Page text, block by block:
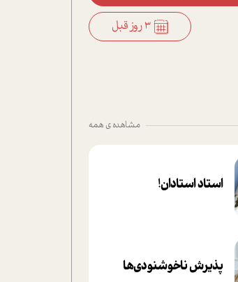
3 روز قبل
مشاهده ی همه
استاد استادان!
پذیرش ناخوشنودی‌ها